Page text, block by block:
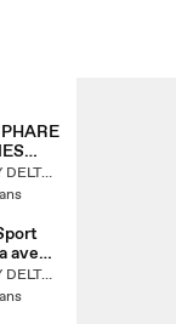
DE
REPLAY DELTA TV
avec
REPLAY DELTA TV